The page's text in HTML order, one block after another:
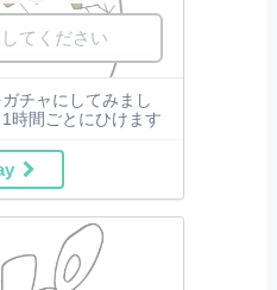
チャにしてみまし
時間ごとにひけます